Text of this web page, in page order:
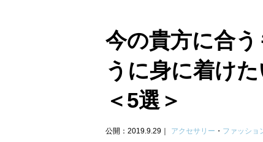
今の貴方に合
うに身に着け
＜5選＞
公開：2019.9.29 アクセサリー ・ ファッショ